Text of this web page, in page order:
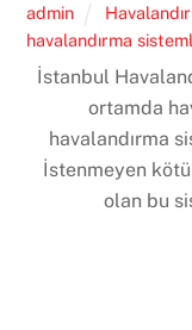
admin
havalandırma
İstanbul
ortamda
havalandırma
İstenmeyen
olan bu